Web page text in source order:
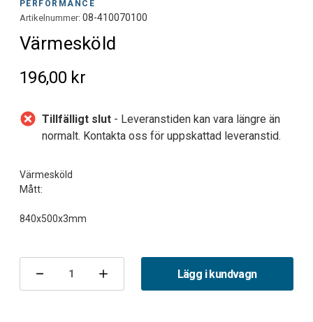
PERFORMANCE
Artikelnummer: 08-410070100
Värmesköld
196,00 kr
Tillfälligt slut- Leveranstiden kan vara längre än
normalt. Kontakta oss för uppskattad leveranstid.
Värmesköld
Mått:
Minska
Öka
Lägg i kundvagn